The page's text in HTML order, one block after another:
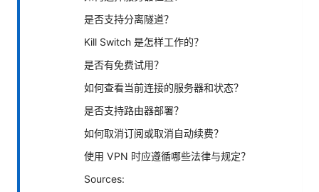
是否支持分离隧道？
Kill Switch 是怎样工作的？
是否有免费试用？
如何查看当前连接的服务器和状态？
是否支持路由器部署？
如何取消订阅或取消自动续费？
使用 VPN 时应遵循哪些法律与规定？
Sources: